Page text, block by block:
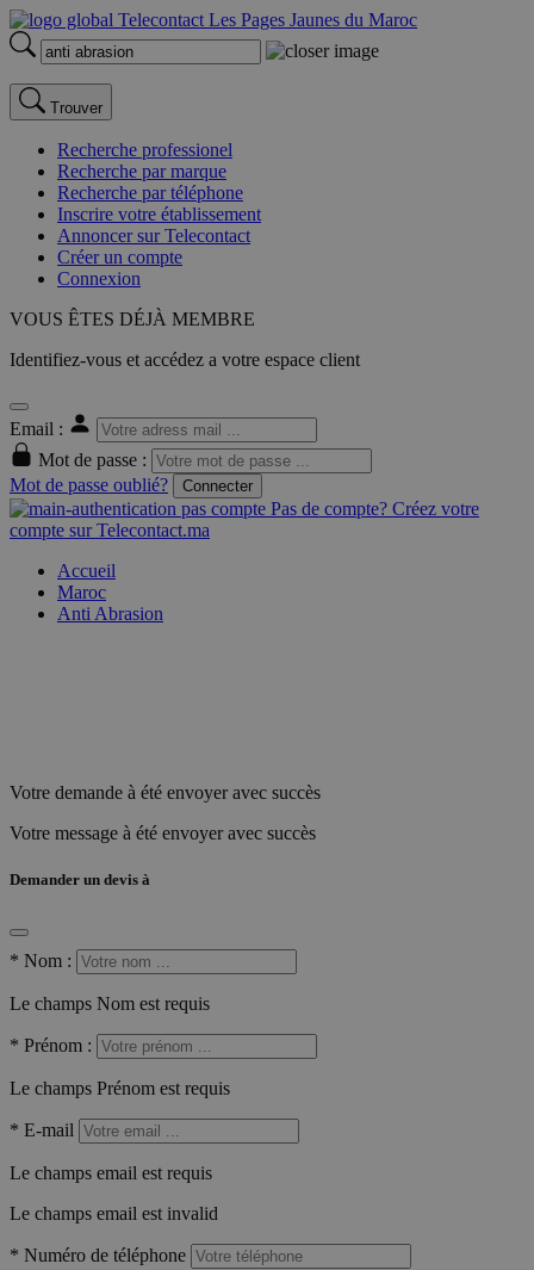
Trouver
Recherche professionel
Recherche par marque
Recherche par téléphone
Inscrire votre établissement
Annoncer sur Telecontact
Créer un compte
Connexion
VOUS ÊTES DÉJÀ MEMBRE
Identifiez-vous et accédez a votre espace client
Email :
Mot de passe :
Mot de passe oublié?
Connecter
Pas de compte? Créez votre
compte sur Telecontact.ma
Accueil
Maroc
Anti Abrasion
Votre demande à été envoyer avec succès
Votre message à été envoyer avec succès
Demander un devis à
* Nom :
Le champs Nom est requis
* Prénom :
Le champs Prénom est requis
* E-mail
Le champs email est requis
Le champs email est invalid
* Numéro de téléphone